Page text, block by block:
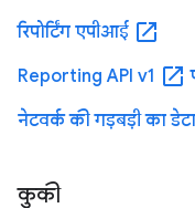
रिपोर्टिंग एपीआई open_in_new
Reporting API v1 open_in_new
नेटवर्क की गड़बड़ी का
कुकी